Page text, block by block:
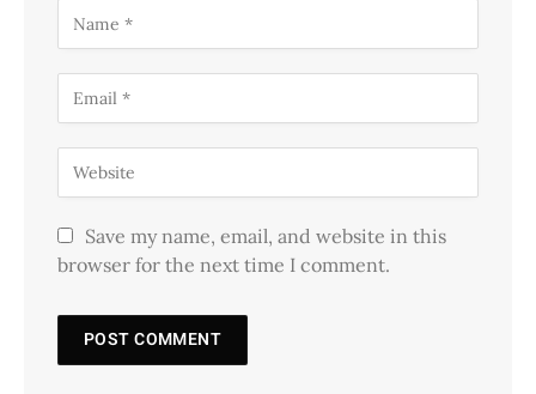
Save my name, email, and website in this
browser for the next time I comment.